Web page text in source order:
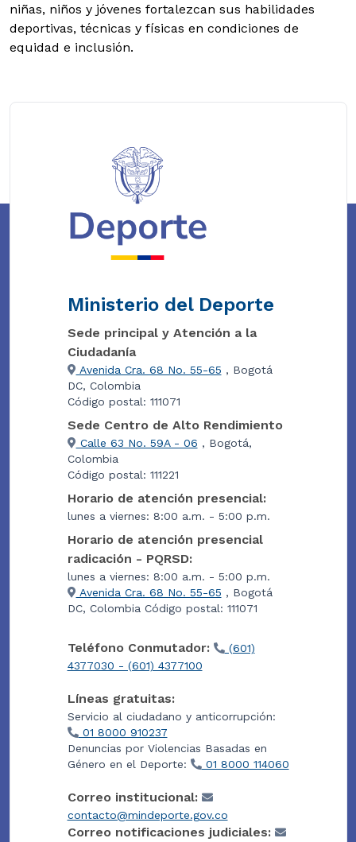
niñas, niños y jóvenes fortalezcan sus habilidades
deportivas, técnicas y físicas en condiciones de
equidad e inclusión.
Ministerio del Deporte
Sede principal y Atención a la
Ciudadanía
Avenida Cra. 68 No. 55-65 , Bogotá
DC, Colombia
Código postal: 111071
Sede Centro de Alto Rendimiento
Calle 63 No. 59A - 06 , Bogotá,
Colombia
Código postal: 111221
Horario de atención presencial:
lunes a viernes: 8:00 a.m. - 5:00 p.m.
Horario de atención presencial
radicación - PQRSD:
lunes a viernes: 8:00 a.m. - 5:00 p.m.
Avenida Cra. 68 No. 55-65 , Bogotá
DC, Colombia Código postal: 111071
Teléfono Conmutador:
(601)
4377030 - (601) 4377100
Líneas gratuitas:
Servicio al ciudadano y anticorrupción:
01 8000 910237
Denuncias por Violencias Basadas en
Género en el Deporte:
01 8000 114060
Correo institucional:
contacto@mindeporte.gov.co
Correo notificaciones judiciales: